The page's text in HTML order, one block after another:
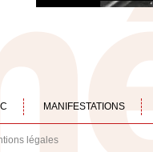
MANIFESTATIONS
légales